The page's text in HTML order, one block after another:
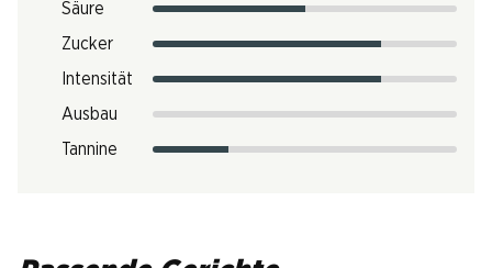
Säure
Zucker
Intensität
Ausbau
Tannine